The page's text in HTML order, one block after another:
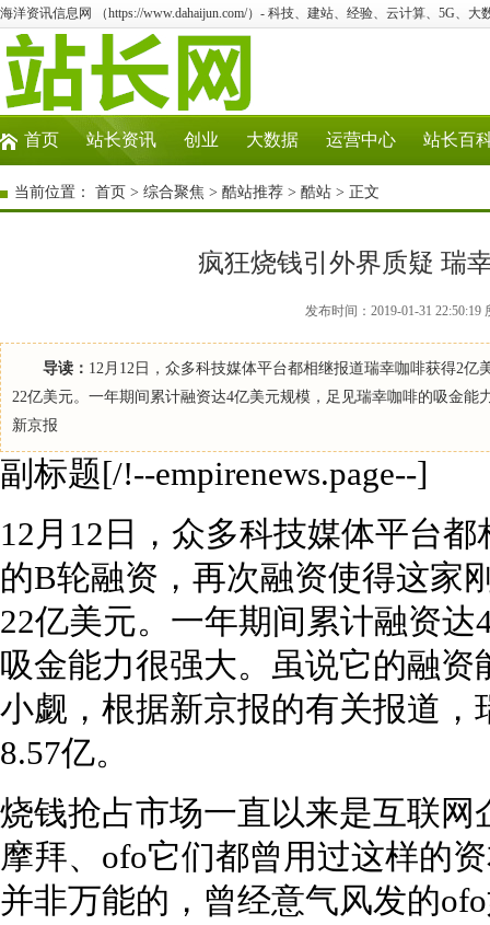
海洋资讯信息网 （https://www.dahaijun.com/）- 科技、建站、经验、云计算、5G、大
首页 站长资讯 创业 大数据 运营中心 站长百
当前位置： 首页 > 综合聚焦 > 酷站推荐 > 酷站 > 正文
疯狂烧钱引外界质疑 瑞
发布时间：2019-01-31
导读： 12月12日，众多科技媒体平台都相继报道瑞幸咖啡获得2
22亿美元。一年期间累计融资达4亿美元规模，足见瑞幸咖啡的吸金
新京报
副标题[/!--empirenews.page--]
12月12日，众多科技媒体平台
的B轮融资，再次融资使得这家
22亿美元。一年期间累计融资
吸金能力很强大。虽说它的融
小觑，根据新京报的有关报道
8.57亿。
烧钱抢占市场一直以来是互联
摩拜、ofo它们都曾用过这样的
并非万能的，曾经意气风发的